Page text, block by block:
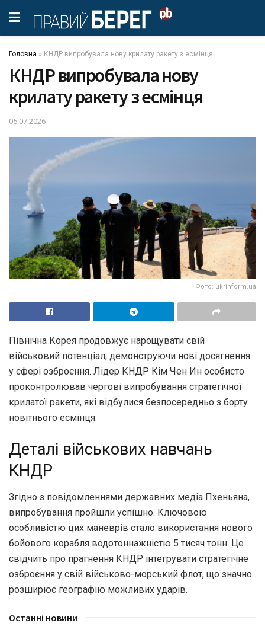
Головна » КНДР випробувала нову крилату ракету з есмінця
КНДР випробувала нову
крилату ракету з есмінця
05.07.2026
Фото: ukrinform.ua
Північна Корея продовжує нарощувати свій
військовий потенціал, демонструючи нові досягнення
у сфері озброєння. Лідер КНДР Кім Чен Ин особисто
проконтролював чергові випробування стратегічної
крилатої ракети, які відбулися безпосередньо з борту
новітнього есмінця.
Деталі військових навчань
КНДР
Згідно з повідомленнями державних медіа Пхеньяна,
випробування пройшли успішно. Ключовою
особливістю цих маневрів стало використання нового
бойового корабля водотоннажністю 5 тисяч тонн. Це
свідчить про прагнення КНДР інтегрувати стратегічне
озброєння у свій військово-морський флот, що значно
розширює географію можливих ударів.
Останні новини